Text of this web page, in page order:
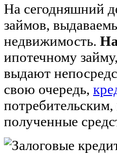
На сегодняшний
займов,
недвижимость.
ипотечному
выдают
свою очередь,
полученные